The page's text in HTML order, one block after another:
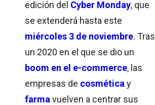
edición del Cyber Monday, que
se extenderá hasta este
miércoles 3 de noviembre. Tras
un 2020 en el que se dio un
boom en el e-commerce, las
empresas de cosmética y
farma vuelven a centrar sus